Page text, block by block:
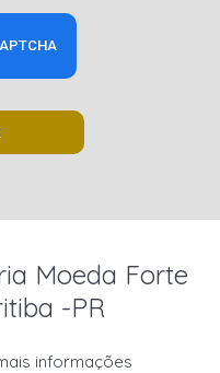
Moeda Forte
-PR
informações